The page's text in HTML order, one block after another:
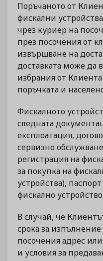
Поръчаното от
фискални
чрез куриер на
през посочения от
извършване на
доставката може да
избрания от
поръчката и
Фискалното
следната
експлоатация,
сервизно
регистрация на
за покупка на
устройства),
фискално устройство.
В случай, че
срока за изпълнение
посочения адрес
и условия за